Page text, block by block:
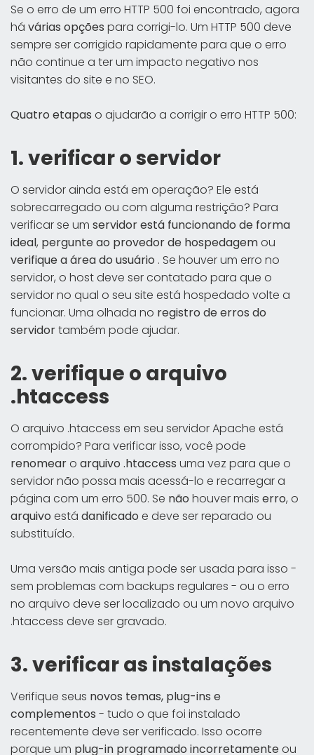
Se o erro de um erro HTTP 500 foi encontrado, agora
há várias opções para corrigi-lo. Um HTTP 500 deve
sempre ser corrigido rapidamente para que o erro
não continue a ter um impacto negativo nos
visitantes do site e no SEO.
Quatro etapas o ajudarão a corrigir o erro HTTP 500:
1. verificar o servidor
O servidor ainda está em operação? Ele está
sobrecarregado ou com alguma restrição? Para
verificar se um servidor está funcionando de forma
ideal, pergunte ao provedor de hospedagemou
verifique a área do usuário . Se houver um erro no
servidor, o host deve ser contatado para que o
servidor no qual o seu site está hospedado volte a
funcionar. Uma olhada no registro de erros do
servidortambém pode ajudar.
2. verifique o arquivo
.htaccess
O arquivo .htaccess em seu servidor Apache está
corrompido? Para verificar isso, você pode
renomearo arquivo .htaccess uma vez para que o
servidor não possa mais acessá-lo e recarregar a
página com um erro 500. Se não houver mais erro, o
arquivo está danificado e deve ser reparado ou
substituído.
Uma versão mais antiga pode ser usada para isso -
sem problemas com backups regulares - ou o erro
no arquivo deve ser localizado ou um novo arquivo
.htaccess deve ser gravado.
3. verificar as instalações
Verifique seus novos temas, plug-ins e
complementos - tudo o que foi instalado
recentemente deve ser verificado. Isso ocorre
porque um plug-in programado incorretamenteou